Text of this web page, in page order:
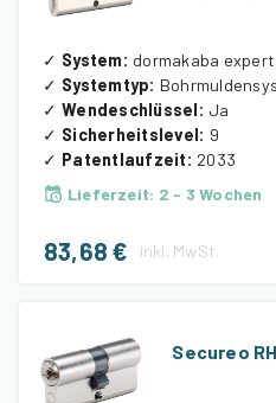
✓ System: dormakaba
✓ Systemtyp:
✓ Wendeschlüssel: Ja
✓ Sicherheitslevel: 9
✓ Patentlaufzeit: 2033
Lieferzeit: 2 - 3 Wochen
83,68 € inkl. MwSt.
Secureo